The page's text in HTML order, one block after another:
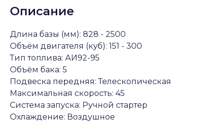
Описание
Длина базы (мм): 828 - 2500
Объём двигателя (куб): 151 - 300
Тип топлива: АИ92-95
Объём бака: 5
Подвеска передняя: Телескопическая
Максимальная скорость: 45
Система запуска: Ручной стартер
Охлаждение: Воздушное